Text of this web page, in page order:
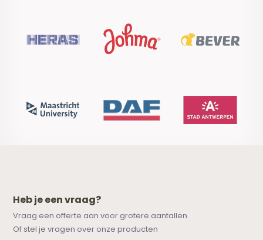
Heb je een vraag?
Vraag een offerte aan voor grotere aantallen
Of stel je vragen over onze producten